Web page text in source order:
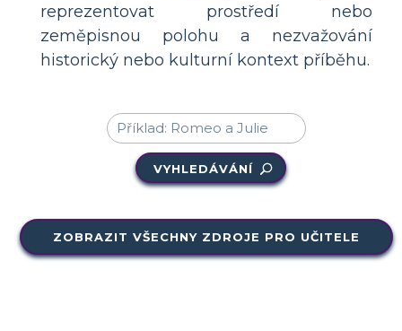
reprezentovat prostředí nebo
zeměpisnou polohu a nezvažování
historický nebo kulturní kontext příběhu.
VYHLEDÁVÁNÍ
ZOBRAZIT VŠECHNY ZDROJE PRO UČITELE